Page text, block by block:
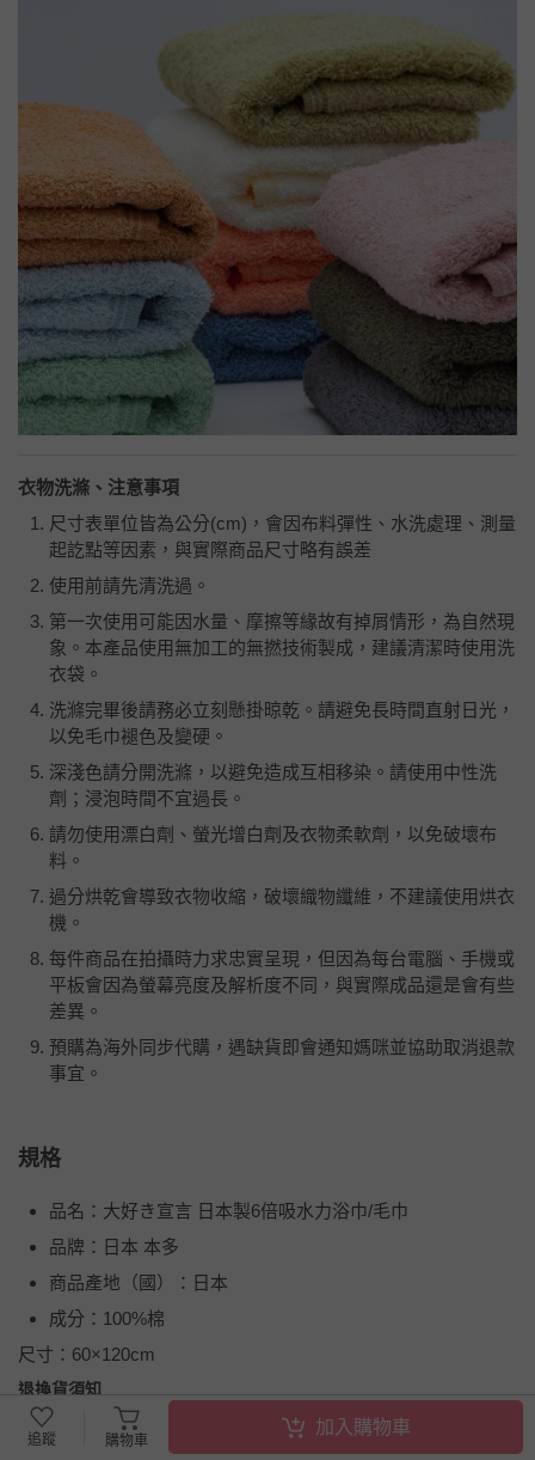
衣物洗滌、注意事項
尺寸表單位皆為公分(cm) ，會因布料彈性、水洗處理、測量
起訖點等因素，與實際商品尺寸略有誤差
使用前請先清洗過。
第一次使用可能因水量、摩擦等緣故有掉屑情形，為自然現
象。本產品使用無加工的無撚技術製成，建議清潔時使用洗
衣袋。
洗滌完畢後請務必立刻懸掛晾乾。請避免長時間直射日光，
以免毛巾褪色及變硬。
深淺色請分開洗滌，以避免造成互相移染。請使用中性洗
劑；浸泡時間不宜過長。
請勿使用漂白劑、螢光增白劑及衣物柔軟劑，以免破壞布
料。
過分烘乾會導致衣物收縮，破壞織物纖維，不建議使用烘衣
機。
每件商品在拍攝時力求忠實呈現，但因為每台電腦、手機或
平板會因為螢幕亮度及解析度不同，與實際成品還是會有些
差異。
預購為海外同步代購，遇缺貨即會通知媽咪並協助取消退款
事宜。
規格
品名：大好き宣言 日本製6倍吸水力浴巾/毛巾
品牌：日本 本多
商品產地（國）：日本
成分：100%棉
尺寸： 60×120cm
退換貨須知
您所購買的商品享有7天的鑑賞期／猶豫期權益，但此期間
並非試用期，您所退回的商品必須是未經使用的全新狀態，
追蹤 購物車
加入購物車